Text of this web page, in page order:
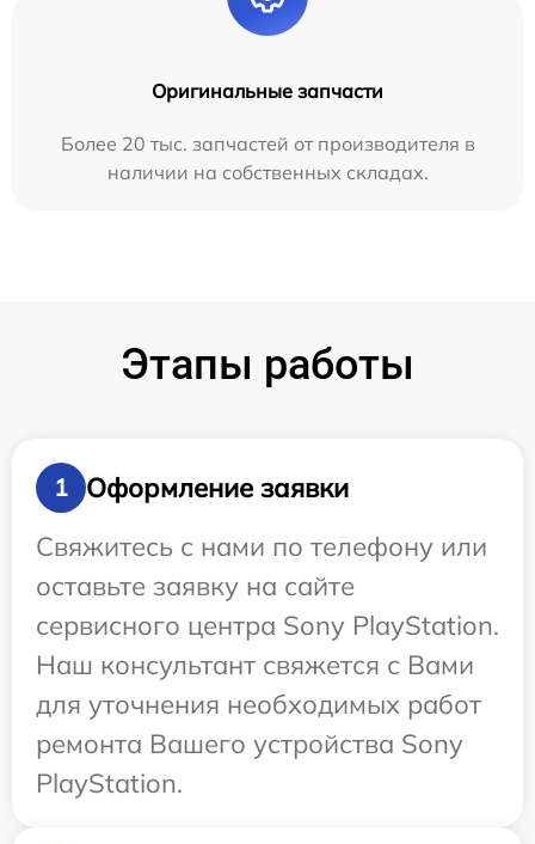
Оригинальные запчасти
Более 20 тыс. запчастей от производителя в
наличии на собственных складах.
Этапы работы
1
Оформление заявки
Свяжитесь с нами по телефону или
оставьте заявку на сайте
сервисного центра Sony PlayStation.
Наш консультант свяжется с Вами
для уточнения необходимых работ
ремонта Вашего устройства Sony
PlayStation.